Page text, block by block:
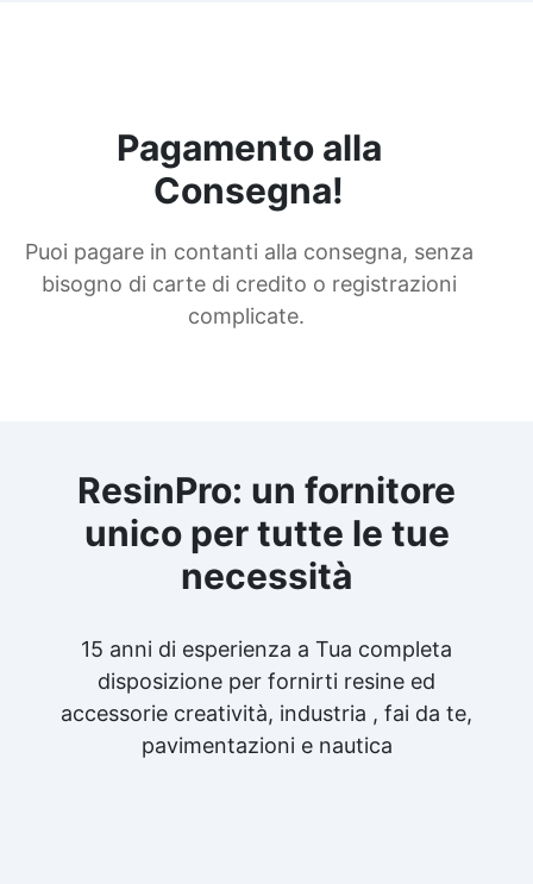
Pagamento alla
Consegna!
Puoi pagare in contanti alla consegna, senza
bisogno di carte di credito o registrazioni
complicate.
ResinPro: un fornitore
unico per tutte le tue
necessità
15 anni di esperienza a Tua completa
disposizione per fornirti resine ed
accessorie creatività, industria , fai da te,
pavimentazioni e nautica